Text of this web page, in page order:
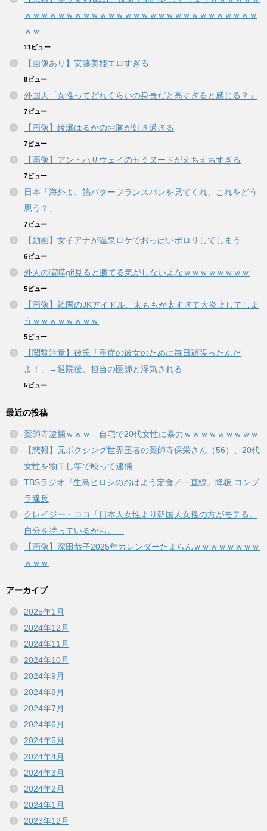
ｗｗｗｗｗｗｗｗｗｗｗｗｗｗｗｗｗｗｗｗｗｗｗｗｗｗｗｗ
ｗｗ
11ビュー
【画像あり】安藤美姫エロすぎる
8ビュー
外国人「女性ってどれくらいの身長だと高すぎると感じる？」
7ビュー
【画像】綾瀬はるかのお胸が好き過ぎる
7ビュー
【画像】アン・ハサウェイのセミヌードがえちえちすぎる
7ビュー
日本「海外よ、餡バターフランスパンを見てくれ、これをどう
思う？」
7ビュー
【動画】女子アナが温泉ロケでおっぱいポロリしてしまう
6ビュー
外人の喧嘩gif見ると勝てる気がしないよなｗｗｗｗｗｗｗｗ
5ビュー
【画像】韓国のJKアイドル、太ももが太すぎて大炎上してしま
うｗｗｗｗｗｗｗｗ
5ビュー
【閲覧注意】彼氏「重症の彼女のために毎日頑張ったんだ
よ！」→退院後、担当の医師と浮気される
5ビュー
最近の投稿
薬師寺逮捕ｗｗｗ 自宅で20代女性に暴力ｗｗｗｗｗｗｗｗｗ
【悲報】元ボクシング世界王者の薬師寺保栄さん（56）、20代
女性を物干し竿で殴って逮捕
TBSラジオ『生島ヒロシのおはよう定食／一直線』降板 コンプ
ラ違反
クレイジー・ココ「日本人女性より韓国人女性の方がモテる。
自分を持っているから。」
【画像】深田恭子2025年カレンダーたまらんｗｗｗｗｗｗｗｗ
ｗｗｗ
アーカイブ
2025年1月
2024年12月
2024年11月
2024年10月
2024年9月
2024年8月
2024年7月
2024年6月
2024年5月
2024年4月
2024年3月
2024年2月
2024年1月
2023年12月